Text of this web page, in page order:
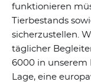
funktionieren
Tierbestands
sicherzustellen.
täglicher
6000 in unserem
Lage, eine